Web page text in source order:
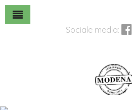
Sociale media: